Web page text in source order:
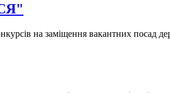
на заміщення вакантних посад